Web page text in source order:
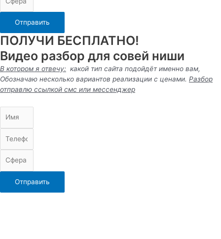
Отправить
ПОЛУЧИ БЕСПЛАТНО!
Видео разбор для совей ниши
В котором я отвечу: какой тип сайта подойдёт именно вам,
Обозначаю несколько вариантов реализации с ценами. Разбор
отправлю ссылкой смс или мессенджер
Отправить